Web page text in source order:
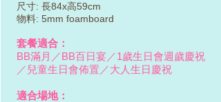
尺寸: 長84x高59cm
物料: 5mm foamboard
套餐適合：
BB滿月／BB百日宴／1歲生日會週歲慶祝
／兒童生日會佈置／大人生日慶祝
適合場地：